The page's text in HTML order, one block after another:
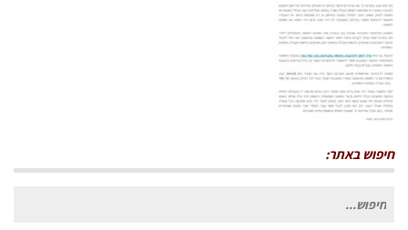
חיפוש באתר:
חיפוש